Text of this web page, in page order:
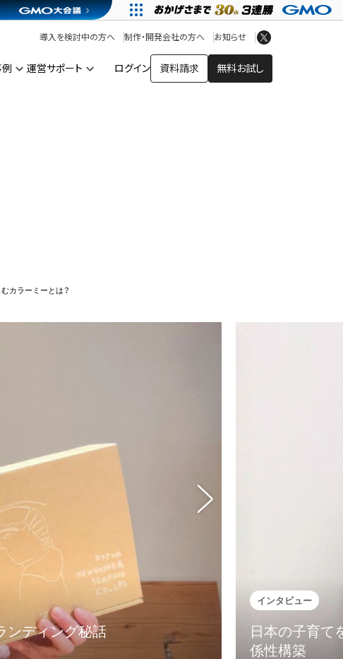
運営サポート ログイン 資料請求 無料お試し
導入を検討中の方へ 制作・開発会社の方へ お知らせ
ヘルプセンター
むカラーミーとは？
ンディング秘話
インタビュー
日本の子育て
係性構築